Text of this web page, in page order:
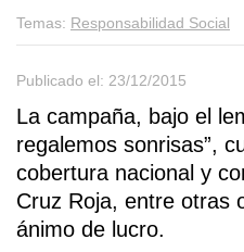
Temas: Responsabilidad Social
Publicado el: 23/12/2015
La campaña, bajo el
regalemos sonrisas”,
cobertura nacional y
Cruz Roja, entre otras
ánimo de lucro.